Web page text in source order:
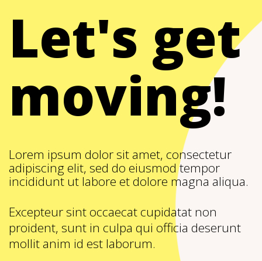
Let's get
moving!
Lorem ipsum dolor sit amet, consectetur
adipiscing elit, sed do eiusmod tempor
incididunt ut labore et dolore magna aliqua.
Excepteur sint occaecat cupidatat non
proident, sunt in culpa qui officia deserunt
mollit anim id est laborum.